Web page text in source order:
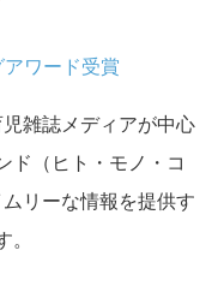
ワード受賞
雑誌メディアが中心
ド（ヒト・モノ・コ
リーな情報を提供す